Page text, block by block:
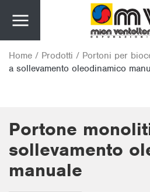
Home / Prodotti / Portoni per
a sollevamento oleodinamico
Portone
sollevamento
manuale